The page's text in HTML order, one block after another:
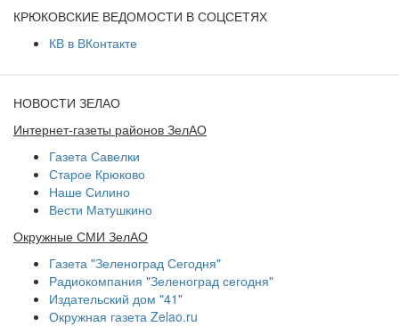
КРЮКОВСКИЕ ВЕДОМОСТИ В СОЦСЕТЯХ
КВ в ВКонтакте
НОВОСТИ ЗЕЛАО
Интернет-газеты районов ЗелАО
Газета Савелки
Старое Крюково
Наше Силино
Вести Матушкино
Окружные СМИ ЗелАО
Газета "Зеленоград Сегодня"
Радиокомпания "Зеленоград сегодня"
Издательский дом "41"
Окружная газета Zelao.ru